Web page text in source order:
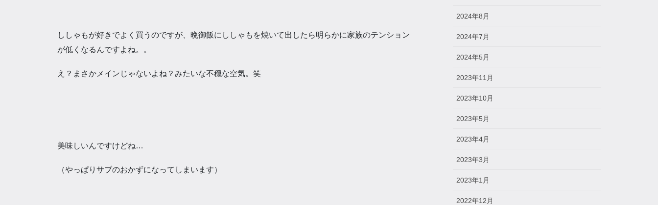
ししゃもが好きでよく買うのですが、晩御飯にししゃもを焼いて出したら明らかに家族のテンション
が低くなるんですよね。。
え？まさかメインじゃないよね？みたいな不穏な空気。笑
美味しいんですけどね…
（やっぱりサブのおかずになってしまいます）
2024年8月
2024年7月
2024年5月
2023年11月
2023年10月
2023年5月
2023年4月
2023年3月
2023年1月
2022年12月